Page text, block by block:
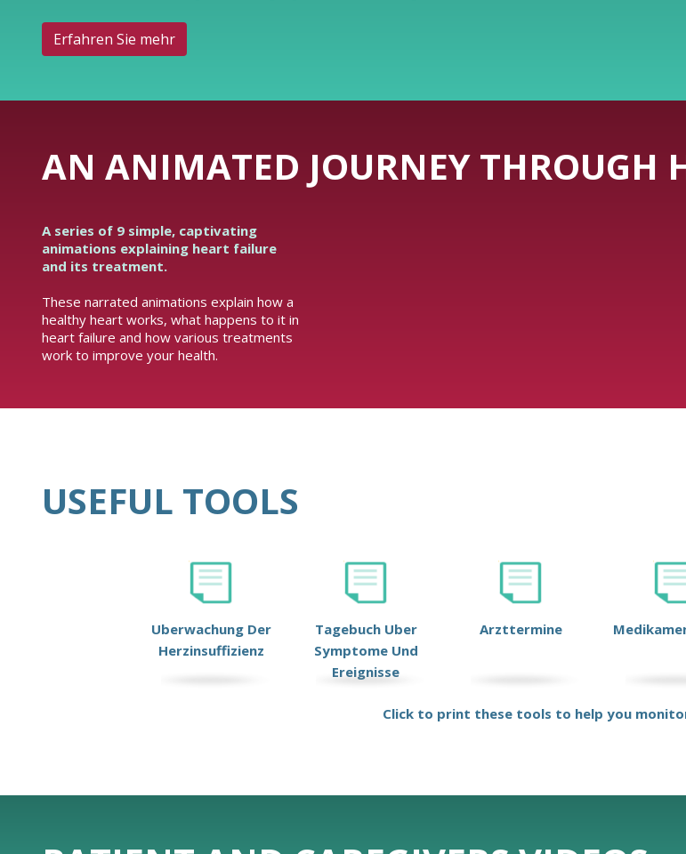
Erfahren Sie mehr
AN ANIMATED JOURNEY THROUGH
A series of 9 simple, captivating
animations explaining heart failure
and its treatment.
These narrated animations explain how a
healthy heart works, what happens to it in
heart failure and how various treatments
work to improve your health.
USEFUL TOOLS
Uberwachung Der
Herzinsuffizienz
Tagebuch Uber
Symptome Und
Ereignisse
Arzttermine
Click to print these tools to help you